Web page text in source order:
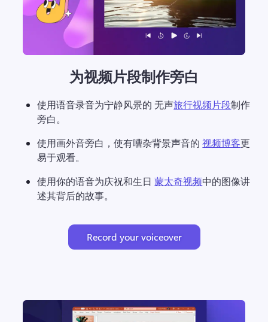
为视频片段制作旁白
使用语音录音为宁静风景的 无声旅行视频片段制作
旁白。
使用画外音旁白，使有嘈杂背景声音的 视频博客更
易于观看。
使用你的语音为庆祝和生日 蒙太奇视频中的图像讲
述其背后的故事。
Record your voiceover